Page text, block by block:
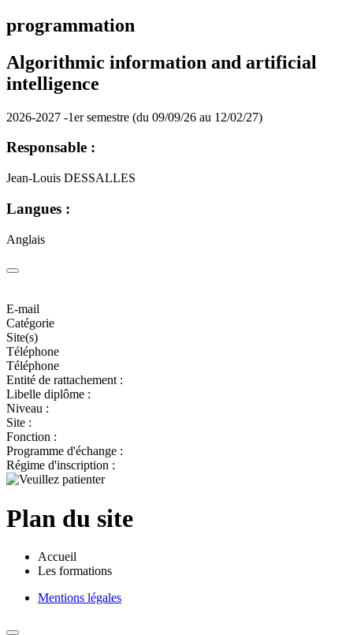
programmation
Algorithmic information and artificial
intelligence
2026-2027 -1er semestre (du 09/09/26 au 12/02/27)
Responsable :
Jean-Louis DESSALLES
Langues :
Anglais
E-mail
Catégorie
Site(s)
Téléphone
Téléphone
Entité de rattachement :
Libelle diplôme :
Niveau :
Site :
Fonction :
Programme d'échange :
Régime d'inscription :
Plan du site
Accueil
Les formations
Mentions légales